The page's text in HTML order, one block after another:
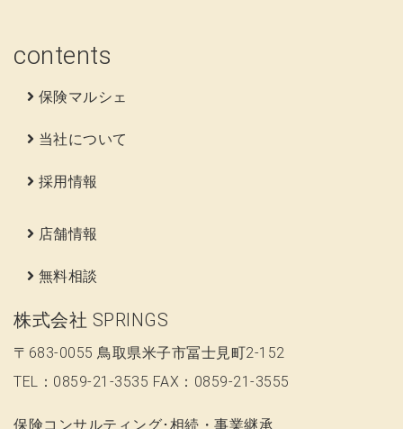
contents
保険マルシェ
当社について
採用情報
店舗情報
無料相談
株式会社 SPRINGS
〒683-0055 鳥取県米子市冨士見町2-152
TEL：0859-21-3535 FAX：0859-21-3555
保険コンサルティング･相続・事業継承